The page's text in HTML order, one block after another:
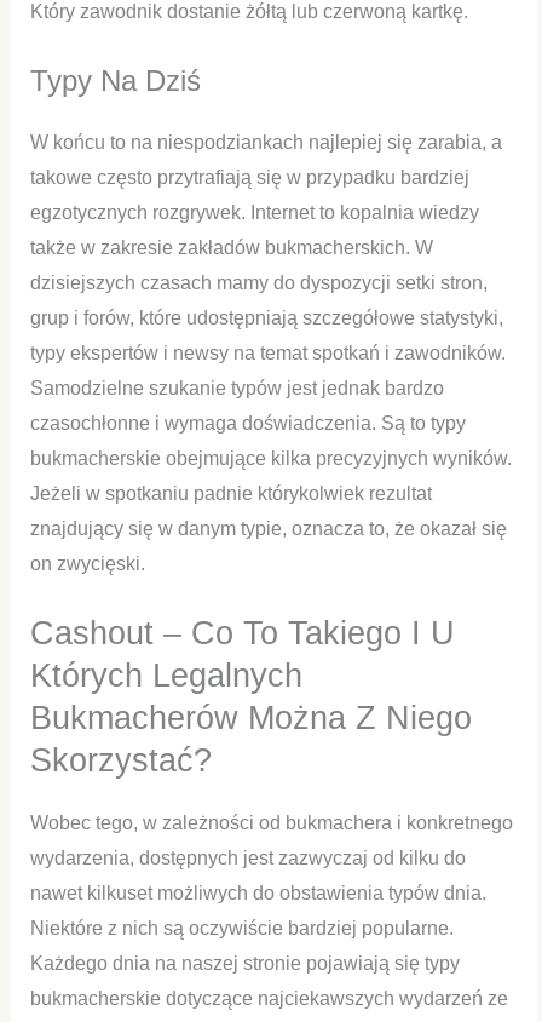
Który zawodnik dostanie żółtą lub czerwoną kartkę.
Typy Na Dziś
W końcu to na niespodziankach najlepiej się zarabia, a
takowe często przytrafiają się w przypadku bardziej
egzotycznych rozgrywek. Internet to kopalnia wiedzy
także w zakresie zakładów bukmacherskich. W
dzisiejszych czasach mamy do dyspozycji setki stron,
grup i forów, które udostępniają szczegółowe statystyki,
typy ekspertów i newsy na temat spotkań i zawodników.
Samodzielne szukanie typów jest jednak bardzo
czasochłonne i wymaga doświadczenia. Są to typy
bukmacherskie obejmujące kilka precyzyjnych wyników.
Jeżeli w spotkaniu padnie którykolwiek rezultat
znajdujący się w danym typie, oznacza to, że okazał się
on zwycięski.
Cashout – Co To Takiego I U
Których Legalnych
Bukmacherów Można Z Niego
Skorzystać?
Wobec tego, w zależności od bukmachera i konkretnego
wydarzenia, dostępnych jest zazwyczaj od kilku do
nawet kilkuset możliwych do obstawienia typów dnia.
Niektóre z nich są oczywiście bardziej popularne.
Każdego dnia na naszej stronie pojawiają się typy
bukmacherskie dotyczące najciekawszych wydarzeń ze